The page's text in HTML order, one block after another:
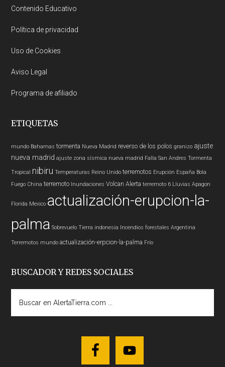
Contenido Educativo
Política de privacidad
Uso de Cookies
Aviso Legal
Programa de afiliado
ETIQUETAS
mundo Bahamas tormenta Nueva Madrid reverso de los polos granizo ajuste
nueva madrid ajuste zona sísmica nueva madrid Falla San Andres Tormenta
Tropical nibiru Temperaturas Reino Unido terremotos Erupción España Bola
Fuego China terremoto Inundaciones Volcan Alerta terremoto 6 Lluvias Apagon
Florida Mexico actualización-erupcion-la-
palma Sobrevuelo Tierra indonesia Incendios forestales Argentina
Terremotos mundo actualización-erpcion-la-palma Frío
BUSCADOR Y REDES SOCIALES
AlertaTierra.com